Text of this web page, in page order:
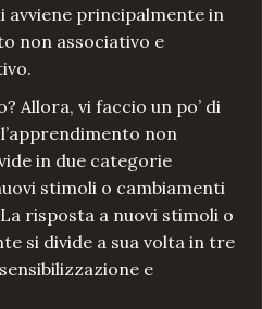
avviene principalmente in
non associativo e
Allora, vi faccio un po’ di
non
in due categorie
stimoli o cambiamenti
La risposta a nuovi stimoli o
si divide a sua volta in tre
e